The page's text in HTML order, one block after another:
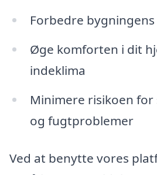
Forbedre
Øge komforten i dit
indeklima
Minimere risikoen for
og fugtproblemer
Ved at benytte vores